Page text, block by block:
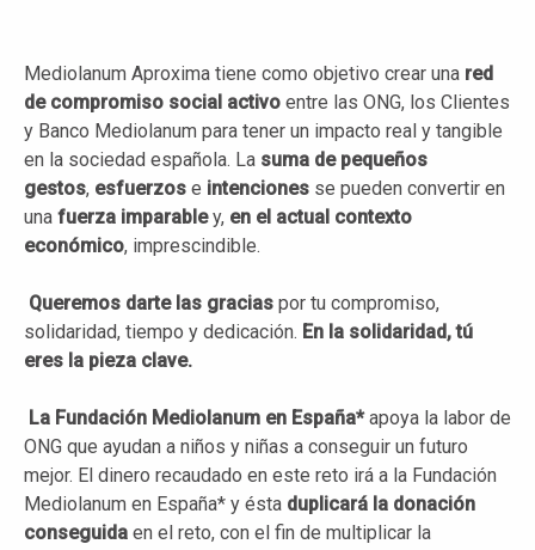
Mediolanum Aproxima tiene como objetivo crear una red
de compromiso social activo entre las ONG, los Clientes
y Banco Mediolanum para tener un impacto real y tangible
en la sociedad española. La suma de pequeños
gestos, esfuerzos e intenciones se pueden convertir en
una fuerza imparabley, en el actual contexto
económico, imprescindible.
Queremos darte las gracias por tu compromiso,
solidaridad, tiempo y dedicación. En la solidaridad, tú
eres la pieza clave.
La Fundación Mediolanum en España*apoya la labor de
ONG que ayudan a niños y niñas a conseguir un futuro
mejor. El dinero recaudado en este reto irá a la Fundación
Mediolanum en España* y ésta duplicará la donación
conseguida en el reto, con el fin de multiplicar la